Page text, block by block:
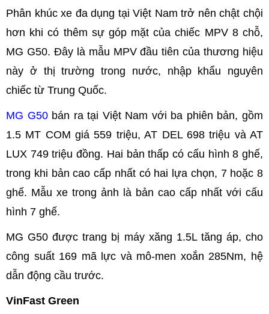
Phân khúc xe đa dụng tại Việt Nam trở nên chật chội
hơn khi có thêm sự góp mặt của chiếc MPV 8 chỗ,
MG G50. Đây là mẫu MPV đầu tiên của thương hiệu
này ở thị trường trong nước, nhập khẩu nguyên
chiếc từ Trung Quốc.
MG G50bán ra tại Việt Nam với ba phiên bản, gồm
1.5 MT COM giá 559 triệu, AT DEL 698 triệu và AT
LUX 749 triệu đồng. Hai bản thấp có cấu hình 8 ghế,
trong khi bản cao cấp nhất có hai lựa chọn, 7 hoặc 8
ghế. Mẫu xe trong ảnh là bản cao cấp nhất với cấu
hình 7 ghế.
MG G50 được trang bị máy xăng 1.5L tăng áp, cho
công suất 169 mã lực và mô-men xoắn 285Nm, hệ
dẫn động cầu trước.
VinFast Green